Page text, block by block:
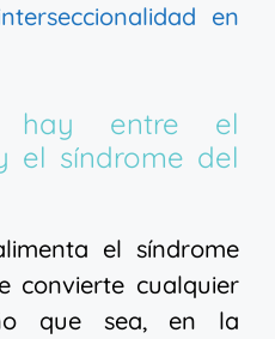
en
hay entre el
el síndrome del
el síndrome
convierte cualquier
que sea, en la